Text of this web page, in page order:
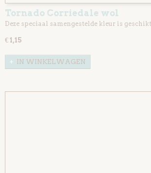
Tornado Corriedale wol
Deze speciaal samengestelde kleur is
€ 1,15
IN WINKELWAGEN